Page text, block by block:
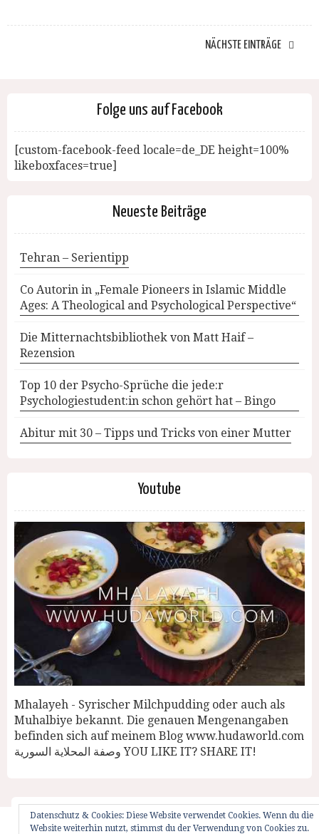
NÄCHSTE EINTRÄGE
Folge uns auf Facebook
[custom-facebook-feed locale=de_DE height=100%
likeboxfaces=true]
Neueste Beiträge
Tehran – Serientipp
Co Autorin in „Female Pioneers in Islamic Middle
Ages: A Theological and Psychological Perspective“
Die Mitternachtsbibliothek von Matt Haif –
Rezension
Top 10 der Psycho-Sprüche die jede:r
Psychologiestudent:in schon gehört hat – Bingo
Abitur mit 30 – Tipps und Tricks von einer Mutter
Youtube
Mhalayeh - Syrischer Milchpudding oder auch als
Muhalbiye bekannt. Die genauen Mengenangaben
befinden sich auf meinem Blog www.hudaworld.com
وصفة المحلاية السورية YOU LIKE IT? SHARE IT!
Datenschutz & Cookies: Diese Website verwendet Cookies. Wenn du die
Website weiterhin nutzt, stimmst du der Verwendung von Cookies zu.